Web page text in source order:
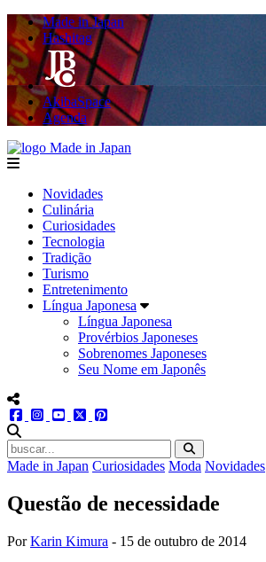
Made in Japan
Hashitag
AkibaSpace
Agenda
menu
Novidades
Culinária
Curiosidades
Tecnologia
Tradição
Turismo
Entretenimento
Língua Japonesa
Língua Japonesa
Provérbios Japoneses
Sobrenomes Japoneses
Seu Nome em Japonês
menu redes social
facebookinstagram
youtube
twitter
Made in Japan Curiosidades Moda Novidades
Questão de necessidade
PorKarin Kimura - 15 de outubro de 2014